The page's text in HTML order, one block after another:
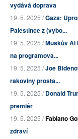
vydává doprava
19. 5. 2025 /Gaza:
Palestince z (vybo...
19. 5. 2025 /Muskův AI
na programova...
19. 5. 2025 /Joe
rakoviny prosta...
19. 5. 2025 /Donald
premiér
19. 5. 2025 /Fabiano
zdraví